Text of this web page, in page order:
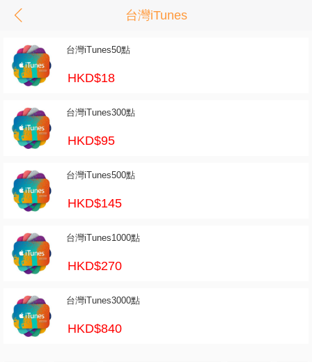
台灣iTunes
台灣iTunes50點
HKD$18
台灣iTunes300點
HKD$95
台灣iTunes500點
HKD$145
台灣iTunes1000點
HKD$270
台灣iTunes3000點
HKD$840